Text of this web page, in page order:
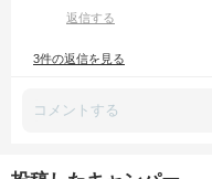
返信する
3件の返信を見る